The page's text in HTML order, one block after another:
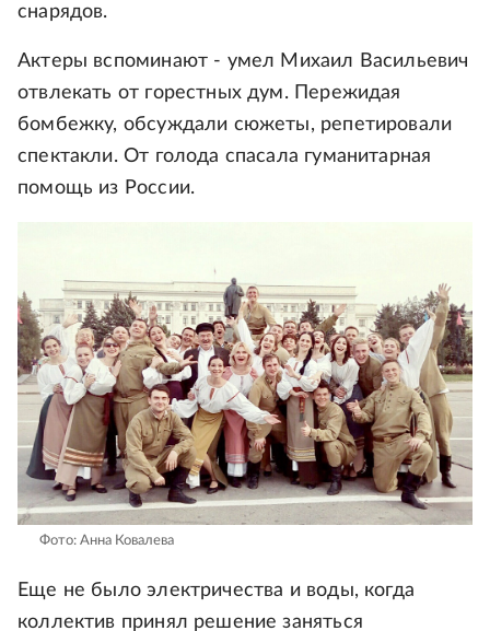
снарядов.
Актеры вспоминают - умел Михаил Васильевич
отвлекать от горестных дум. Пережидая
бомбежку, обсуждали сюжеты, репетировали
спектакли. От голода спасала гуманитарная
помощь из России.
Фото: Анна Ковалева
Еще не было электричества и воды, когда
коллектив принял решение заняться